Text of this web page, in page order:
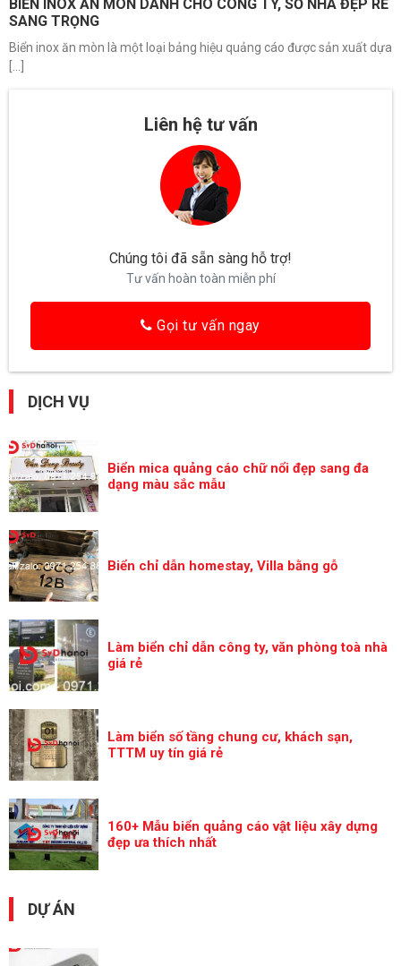
BIỂN INOX ĂN MÒN DÀNH CHO CÔNG TY, SỐ NHÀ ĐẸP RẺ
SANG TRỌNG
Biển inox ăn mòn là một loại bảng hiệu quảng cáo được sản xuất dựa
Liên hệ tư vấn
Chúng tôi đã sẵn sàng hỗ trợ!
Tư vấn hoàn toàn miễn phí
Gọi tư vấn ngay
DỊCH VỤ
Biển mica quảng cáo chữ nổi đẹp sang đa
dạng màu sắc mẫu
Biển chỉ dẫn homestay, Villa bằng gỗ
Làm biển chỉ dẫn công ty, văn phòng toà nhà
giá rẻ
Làm biển số tầng chung cư, khách sạn,
TTTM uy tín giá rẻ
160+ Mẫu biển quảng cáo vật liệu xây dựng
đẹp ưa thích nhất
DỰ ÁN